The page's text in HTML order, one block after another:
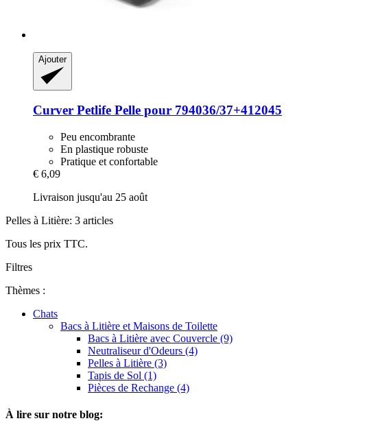
Ajouter
Curver Petlife Pelle pour 794036/37+412045
Peu encombrante
En plastique robuste
Pratique et confortable
€ 6,09
Livraison jusqu'au 25 août
Pelles à Litière: 3 articles
Tous les prix TTC.
Filtres
Thèmes :
Chats
Bacs à Litière et Maisons de Toilette
Bacs à Litière avec Couvercle (9)
Neutraliseur d'Odeurs (4)
Pelles à Litière (3)
Tapis de Sol (1)
Pièces de Rechange (4)
À lire sur notre blog: